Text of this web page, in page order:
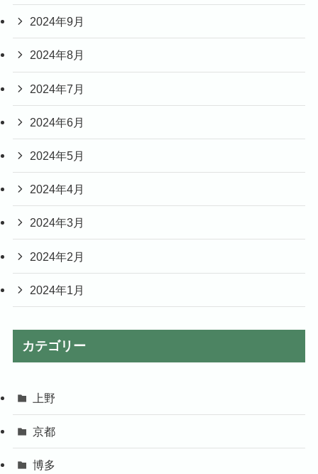
2024年9月
2024年8月
2024年7月
2024年6月
2024年5月
2024年4月
2024年3月
2024年2月
2024年1月
カテゴリー
上野
京都
博多